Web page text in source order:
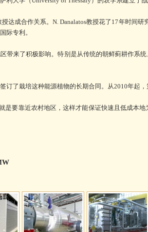
成合作关系。N. Danalatos教授花了17年时间研
际专利。
来了积极影响。特别是从传统的朝鲜蓟耕作系统
了栽培这种能源植物的长期合同。从2010年起，
要靠近农村地区，这样才能保证快速且低成本地